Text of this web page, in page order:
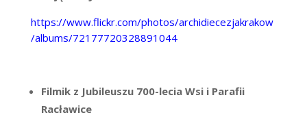
https://www.flickr.com/photos/archidiecezjakrakow
/albums/72177720328891044
Filmik z Jubileuszu 700-lecia Wsi i Parafii
Racławice